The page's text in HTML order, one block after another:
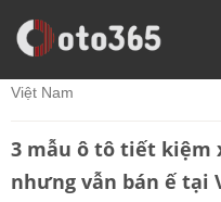
Trang Chủ
Thị Trường Xe
Việt Nam
3 mẫu ô tô tiết kiệm
nhưng vẫn bán ế tại